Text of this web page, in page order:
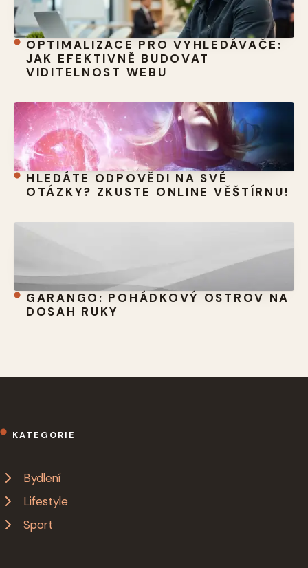
OPTIMALIZACE PRO VYHLEDÁVAČE:
JAK EFEKTIVNĚ BUDOVAT
VIDITELNOST WEBU
HLEDÁTE ODPOVĚDI NA SVÉ
OTÁZKY? ZKUSTE ONLINE VĚŠTÍRNU!
GARANGO: POHÁDKOVÝ OSTROV NA
DOSAH RUKY
KATEGORIE
Bydlení
Lifestyle
Sport